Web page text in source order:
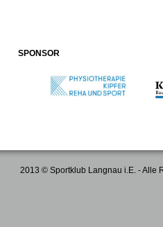
SPONSOR
2013 © Sportklub Langnau i.E. - Alle